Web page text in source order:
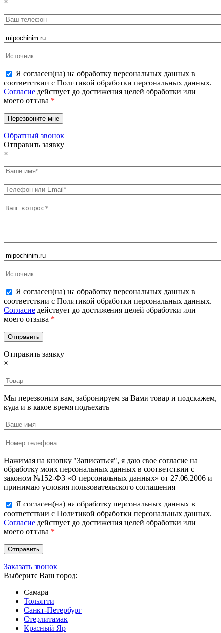
Я согласен(на) на обработку персональных данных в
соответствии с Политикой обработки персональных данных.
Согласие действует до достижения целей обработки или
моего отзыва *
Обратный звонок
Отправить заявку
×
Я согласен(на) на обработку персональных данных в
соответствии с Политикой обработки персональных данных.
Согласие действует до достижения целей обработки или
моего отзыва *
Отправить заявку
×
Мы перезвоним вам, забронируем за Вами товар и подскажем,
куда и в какое время подъехать
Нажимая на кнопку "Записаться", я даю свое согласие на
обработку моих персональных данных в соответствии с
законом №152-ФЗ «О персональных данных» от 27.06.2006 и
принимаю условия пользовательского соглашения
Я согласен(на) на обработку персональных данных в
соответствии с Политикой обработки персональных данных.
Согласие действует до достижения целей обработки или
моего отзыва *
Заказать звонок
Выберите Ваш город:
Самара
Тольятти
Санкт-Петербург
Стерлитамак
Красный Яр